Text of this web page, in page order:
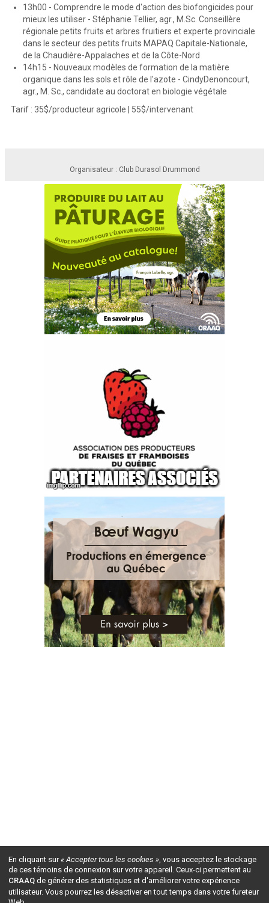
13h00 - Comprendre le mode d'action des biofongicides pour
mieux les utiliser - Stéphanie Tellier, agr., M.Sc. Conseillère
régionale petits fruits et arbres fruitiers et experte provinciale
dans le secteur des petits fruits MAPAQ Capitale-Nationale,
de la Chaudière-Appalaches et de la Côte-Nord
14h15 - Nouveaux modèles de formation de la matière
organique dans les sols et rôle de l'azote - CindyDenoncourt,
agr., M. Sc., candidate au doctorat en biologie végétale
Tarif : 35$/producteur agricole | 55$/intervenant
Organisateur : Club Durasol Drummond
En cliquant sur« Accepter tous les cookies », vous acceptez le stockage
de ces témoins de connexion sur votre appareil. Ceux-ci permettent au
CRAAQ de générer des statistiques et d'améliorer votre expérience
utilisateur. Vous pourrez les désactiver en tout temps dans votre fureteur